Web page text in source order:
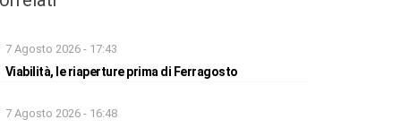
7 Agosto 2026 - 17:43
Viabilità, le riaperture prima di Ferragosto
7 Agosto 2026 - 16:48